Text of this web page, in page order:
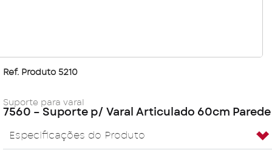
Ref. Produto 5210
Suporte para varal
7560 – Suporte p/ Varal Articulado 60cm Parede
Especificações do Produto